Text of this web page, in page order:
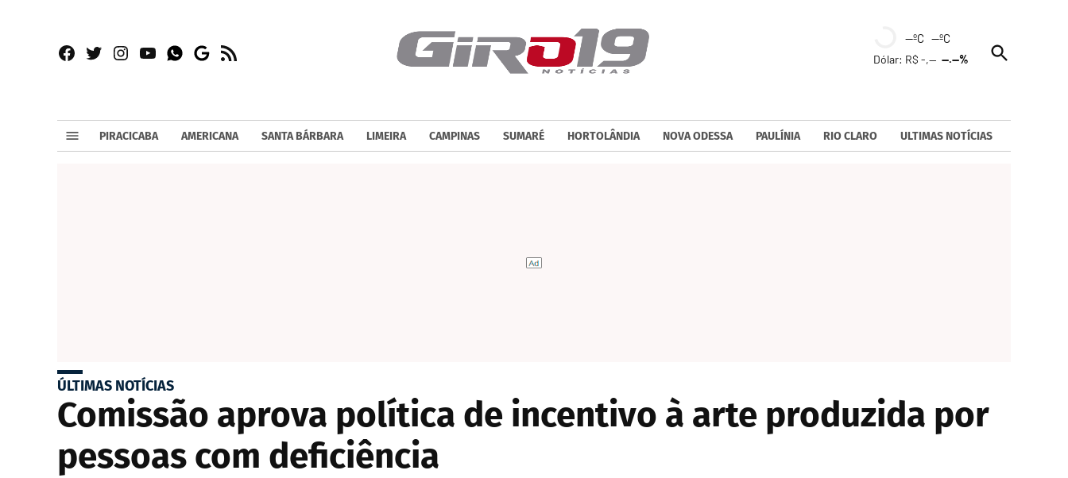
Facebook
TwitterInstagram
YouTubeWhatsapp
Google
RSS
--ºC --ºC
Dólar: R$ -,----.--%
Open
Search
PIRACICABA AMERICANA SANTA BÁRBARA LIMEIRA CAMPINAS SUMARÉ HORTOLÂNDIA NOVA ODESSA PAULÍNIA RIO CLARO ULTIMAS NOTÍCIAS
ÚLTIMAS NOTÍCIAS
Comissão aprova política de incentivo à arte produzida por
pessoas com deficiência